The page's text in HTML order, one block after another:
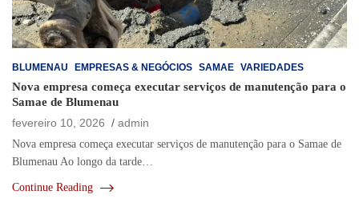
BLUMENAU EMPRESAS & NEGÓCIOS SAMAE VARIEDADES
Nova empresa começa executar serviços de manutenção para o
Samae de Blumenau
fevereiro 10, 2026
admin
Nova empresa começa executar serviços de manutenção para o Samae de
Blumenau Ao longo da tarde…
Continue Reading